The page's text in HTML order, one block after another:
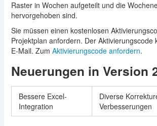
Raster in Wochen aufgeteilt und die
hervorgehoben sind.
Sie müssen einen kostenlosen
Projektplan anfordern. Der Aktivierungscode
E-Mail. Zum Aktivierungscode anfordern.
Neuerungen in Version
Bessere Excel-
Integration
Diverse
Verbesserungen